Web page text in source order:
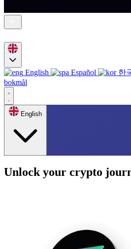
English Español 한
bokmål
English
Unlock your crypto